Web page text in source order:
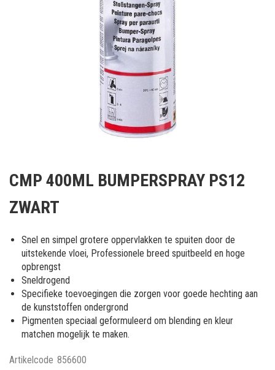
het
van
afbeeldingen-
gallerij
CMP 400ML BUMPERSPRAY PS12
ZWART
Snel en simpel grotere oppervlakken te spuiten door de
uitstekende vloei, Professionele breed spuitbeeld en hoge
opbrengst
Sneldrogend
Specifieke toevoegingen die zorgen voor goede hechting aan
de kunststoffen ondergrond
Pigmenten speciaal geformuleerd om blending en kleur
matchen mogelijk te maken.
Artikelcode 856600